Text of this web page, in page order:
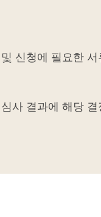
신청에 필요한
사 결과에 해당